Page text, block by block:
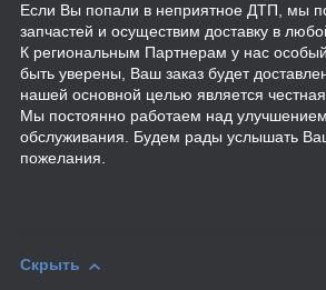
Если Вы попали в неприятное ДТП, мы
запчастей и осуществим доставку в
К региональным Партнерам у нас
быть уверены, Ваш заказ будет
нашей основной целью является
Мы постоянно работаем над улучшением
обслуживания. Будем рады услышать
пожелания.
Скрыть